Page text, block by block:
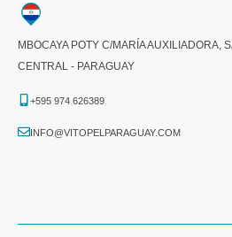
MBOCAYA POTY C/MARÍA AUXILIADORA,
CENTRAL - PARAGUAY
+595 974 626389
INFO@VITOPELPARAGUAY.COM